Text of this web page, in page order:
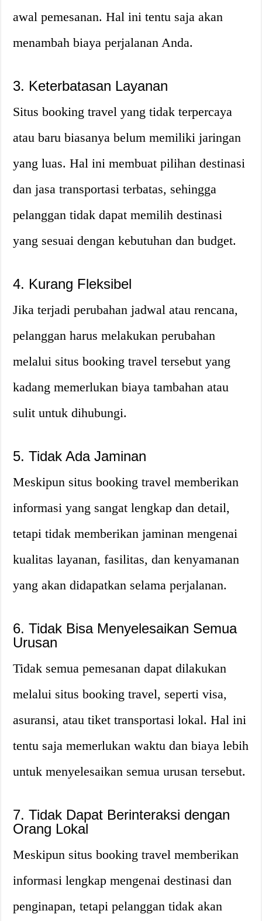
awal pemesanan. Hal ini tentu saja akan
menambah biaya perjalanan Anda.
3. Keterbatasan Layanan
Situs booking travel yang tidak terpercaya
atau baru biasanya belum memiliki jaringan
yang luas. Hal ini membuat pilihan destinasi
dan jasa transportasi terbatas, sehingga
pelanggan tidak dapat memilih destinasi
yang sesuai dengan kebutuhan dan budget.
4. Kurang Fleksibel
Jika terjadi perubahan jadwal atau rencana,
pelanggan harus melakukan perubahan
melalui situs booking travel tersebut yang
kadang memerlukan biaya tambahan atau
sulit untuk dihubungi.
5. Tidak Ada Jaminan
Meskipun situs booking travel memberikan
informasi yang sangat lengkap dan detail,
tetapi tidak memberikan jaminan mengenai
kualitas layanan, fasilitas, dan kenyamanan
yang akan didapatkan selama perjalanan.
6. Tidak Bisa Menyelesaikan Semua
Urusan
Tidak semua pemesanan dapat dilakukan
melalui situs booking travel, seperti visa,
asuransi, atau tiket transportasi lokal. Hal ini
tentu saja memerlukan waktu dan biaya lebih
untuk menyelesaikan semua urusan tersebut.
7. Tidak Dapat Berinteraksi dengan
Orang Lokal
Meskipun situs booking travel memberikan
informasi lengkap mengenai destinasi dan
penginapan, tetapi pelanggan tidak akan